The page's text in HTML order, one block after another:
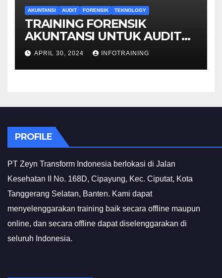
AKUNTANSI AUDIT FORENSIK TEKNOLOGY
TRAINING FORENSIK
AKUNTANSI UNTUK AUDIT
INVESTIGATIF
APRIL 30, 2024 INFOTRAINING
PROFILE
PT Zeyn Transform Indonesia berlokasi di Jalan
Kesehatan II No. 168D, Cipayung, Kec. Ciputat, Kota
Tanggerang Selatan, Banten. Kami dapat
menyelenggarakan training baik secara offline maupun
online, dan secara offline dapat diselenggarakan di
seluruh Indonesia.